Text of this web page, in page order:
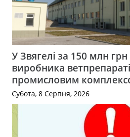
У Звягелі за 150 млн
виробника
промисловим
Субота, 8 Серпня, 2026